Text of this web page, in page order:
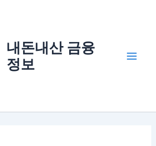
내돈내산 금융
정보